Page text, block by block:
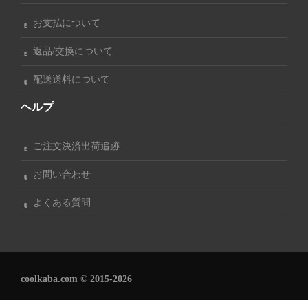
お支払について
返品/交換について
配送送料について
ヘルプ
ご注文決済出荷追跡
お問い合わせ
よくある質問
coolkaba.com © 2015-2026